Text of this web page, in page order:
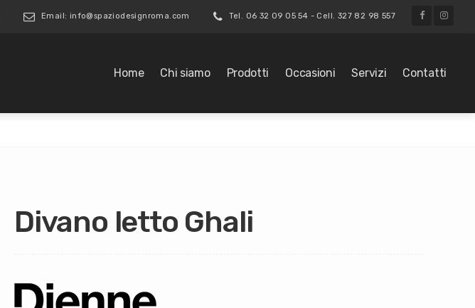
Email: info@spaziodesignroma.com Tel. 06 32 09 05 54 - Cell. 327 82 98 557
Home Chi siamo Prodotti Occasioni Servizi Contatti
Divano letto Ghali